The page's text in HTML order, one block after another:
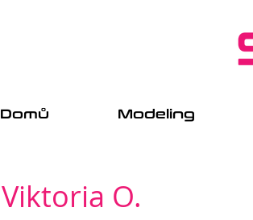
Domů Modeling
Viktoria O.